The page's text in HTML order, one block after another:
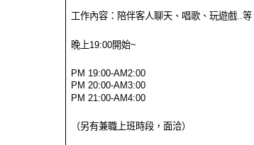
工作內容：陪伴客人聊天、唱歌、玩遊戲..等
晚上19:00開始~
PM 19:00-AM2:00
PM 20:00-AM3:00
PM 21:00-AM4:00
（另有兼職上班時段，面洽）